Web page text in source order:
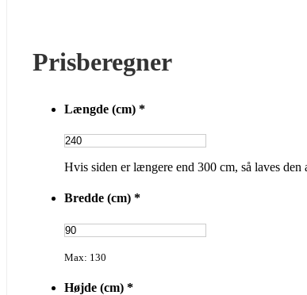
Prisberegner
Længde (cm) *
Hvis siden er længere end 300 cm, så laves
Bredde (cm) *
Max: 130
Højde (cm) *